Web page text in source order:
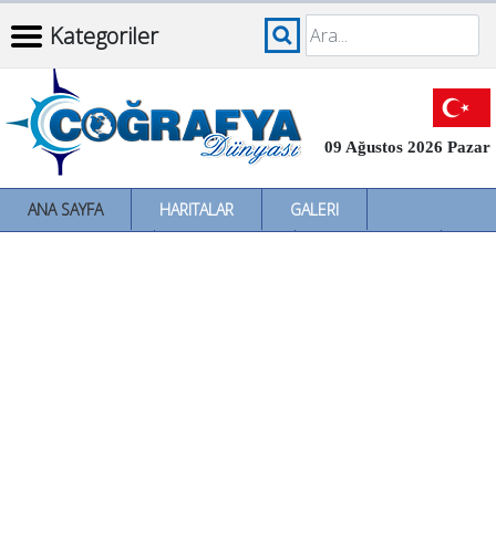
Kategoriler
09 Ağustos 2026 Pazar
ANA SAYFA HARITALAR
GALERI